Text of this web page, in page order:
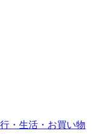
・生活・お買い物